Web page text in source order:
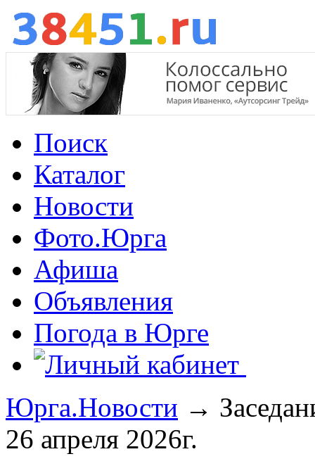
Поиск
Каталог
Новости
Фото.Юрга
Афиша
Объявления
Погода в Юрге
Юрга.Новости →
26 апреля 2026г.